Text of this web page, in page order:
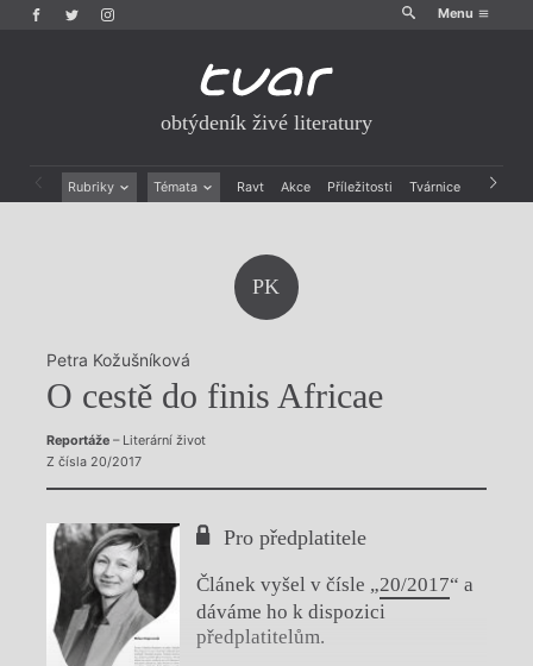
Menu
obtýdeník živé literatury
Rubriky Témata Ravt Akce Příležitosti Tvárnice Archiv
PK
Petra Kožušníková
O cestě do finis Africae
Reportáže– Literární život
Z čísla 20/2017
Pro předplatitele
Článek vyšel v čísle „20/2017“ a
dáváme ho k dispozici
předplatitelům.